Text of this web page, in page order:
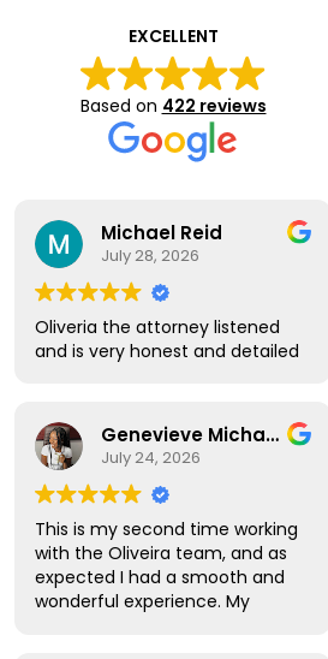
EXCELLENT
Based on 422 reviews
Michael Reid
July 28, 2026
Oliveria the attorney listened
and is very honest and detailed
Genevieve Michael
July 24, 2026
This is my second time working
with the Oliveira team, and as
expected I had a smooth and
wonderful experience. My